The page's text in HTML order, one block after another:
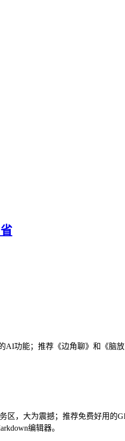
功能；推荐《边角聊》和《脑
，大为震撼；推荐免费好用的
编辑器。